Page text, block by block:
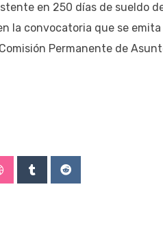
en 250 días de sueldo
la convocatoria que se
Permanente de
TumblrReddit